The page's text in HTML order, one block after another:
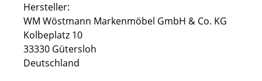
Hersteller:
WM Wöstmann Markenmöbel GmbH & Co. KG
Kolbeplatz 10
33330 Gütersloh
Deutschland